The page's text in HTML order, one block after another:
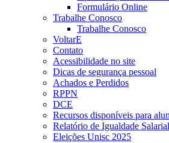
Formulário Online
Trabalhe Conosco
Trabalhe Conosco
VoltarE
Contato
Acessibilidade no site
Dicas de segurança pessoal
Achados e Perdidos
RPPN
DCE
Recursos disponíveis para
Relatório de Igualdade Salarial
Eleições Unisc 2025